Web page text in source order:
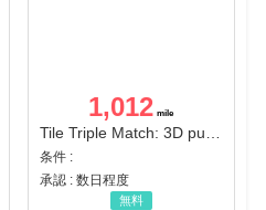
1,012
Tile Triple Match: 3D puzzle
条件 :
承認 : 数日程度
無料